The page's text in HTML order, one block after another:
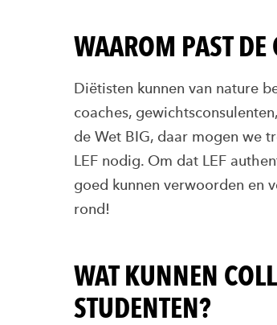
WAAROM PAST
Diëtisten kunnen van nature
coaches,
de Wet BIG, daar mogen we
LEF nodig. Om dat LEF
goed kunnen verwoorden en
rond!
WAT KUNNEN
STUDENTEN?